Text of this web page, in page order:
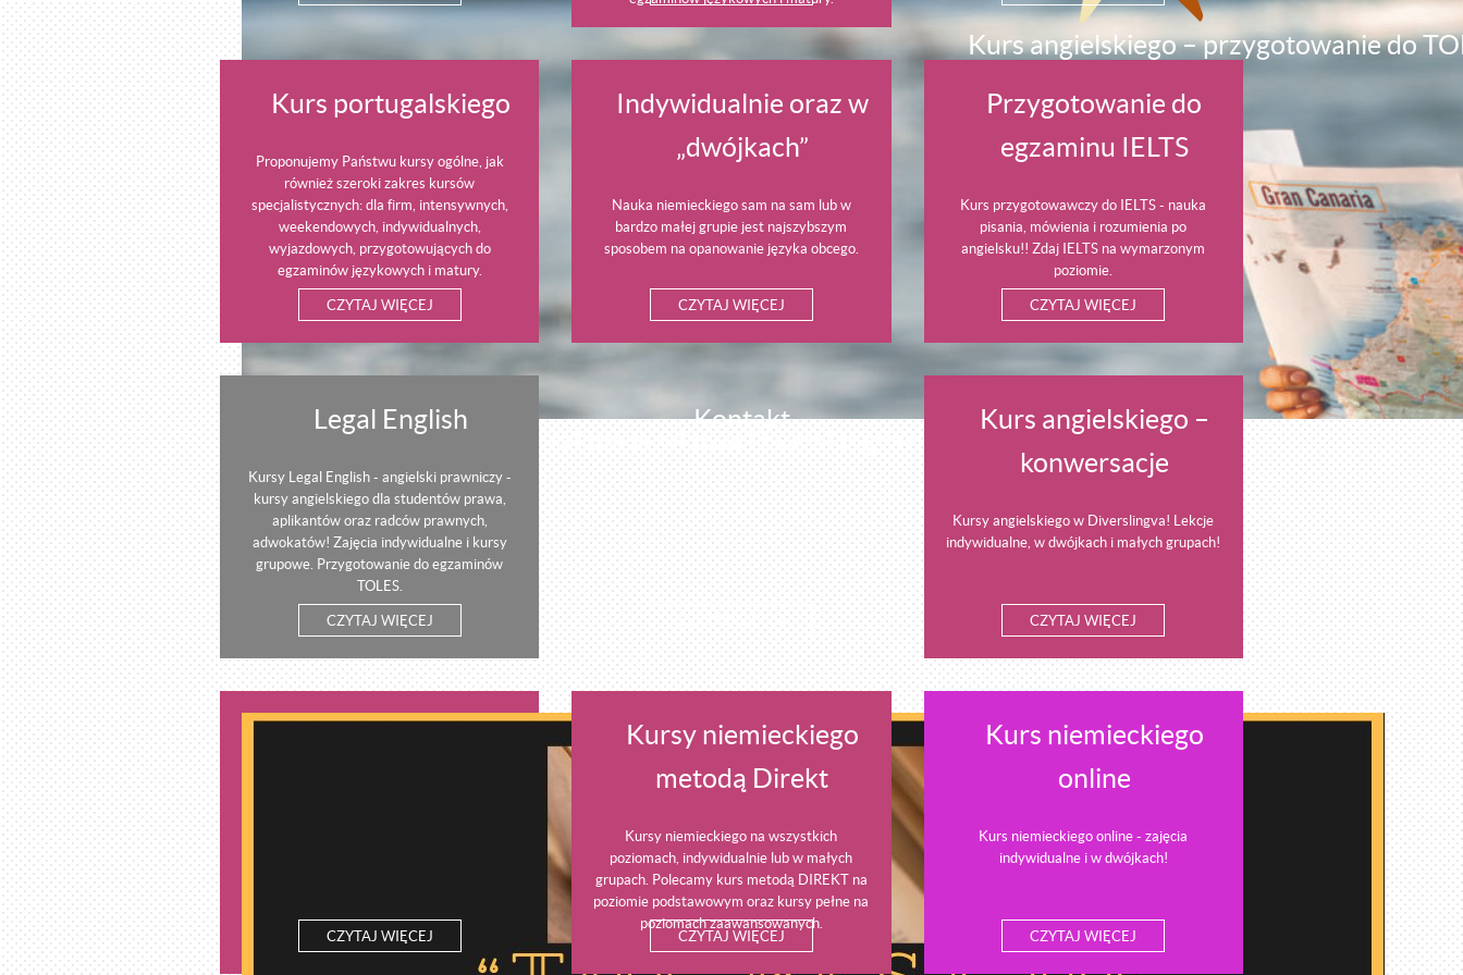
Dlaczego warto wybrać szkołę językową DiversLingva?
Kurs angielskiego – przygotowanie do
Przygotowanie do egzaminu TOEFL we
dwójkach i grupowe! Kurs angielskiego
Kurs portugalskiego
Proponujemy Państwu kursy ogólne, jak
również szeroki zakres kursów
specjalistycznych: dla firm, intensywnych,
weekendowych, indywidualnych,
wyjazdowych, przygotowujących do
egzaminów językowych i matury.
CZYTAJ WIĘCEJ
Indywidualnie oraz w
„dwójkach”
Nauka niemieckiego sam na sam lub w
bardzo małej grupie jest najszybszym
sposobem na opanowanie języka obcego.
CZYTAJ WIĘCEJ
Przygotowanie do
egzaminu IELTS
Kurs przygotowawczy do IELTS - nauka
pisania, mówienia i rozumienia po
angielsku!! Zdaj IELTS na wymarzonym
poziomie.
CZYTAJ WIĘCEJ
Legal English
Kursy Legal English - angielski prawniczy -
kursy angielskiego dla studentów prawa,
aplikantów oraz radców prawnych,
adwokatów! Zajęcia indywidualne i kursy
grupowe. Przygotowanie do egzaminów
TOLES.
CZYTAJ WIĘCEJ
Kontakt
Kurs angielskiego –
konwersacje
Kursy angielskiego w Diverslingva! Lekcje
indywidualne, w dwójkach i małych grupach!
CZYTAJ WIĘCEJ
CZYTAJ WIĘCEJ
Kursy niemieckiego
metodą Direkt
Kursy niemieckiego na wszystkich
poziomach, indywidualnie lub w małych
grupach. Polecamy kurs metodą DIREKT na
poziomie podstawowym oraz kursy pełne na
poziomach zaawansowanych.
CZYTAJ WIĘCEJ
Kurs niemieckiego
online
Kurs niemieckiego online - zajęcia
indywidualne i w dwójkach!
CZYTAJ WIĘCEJ